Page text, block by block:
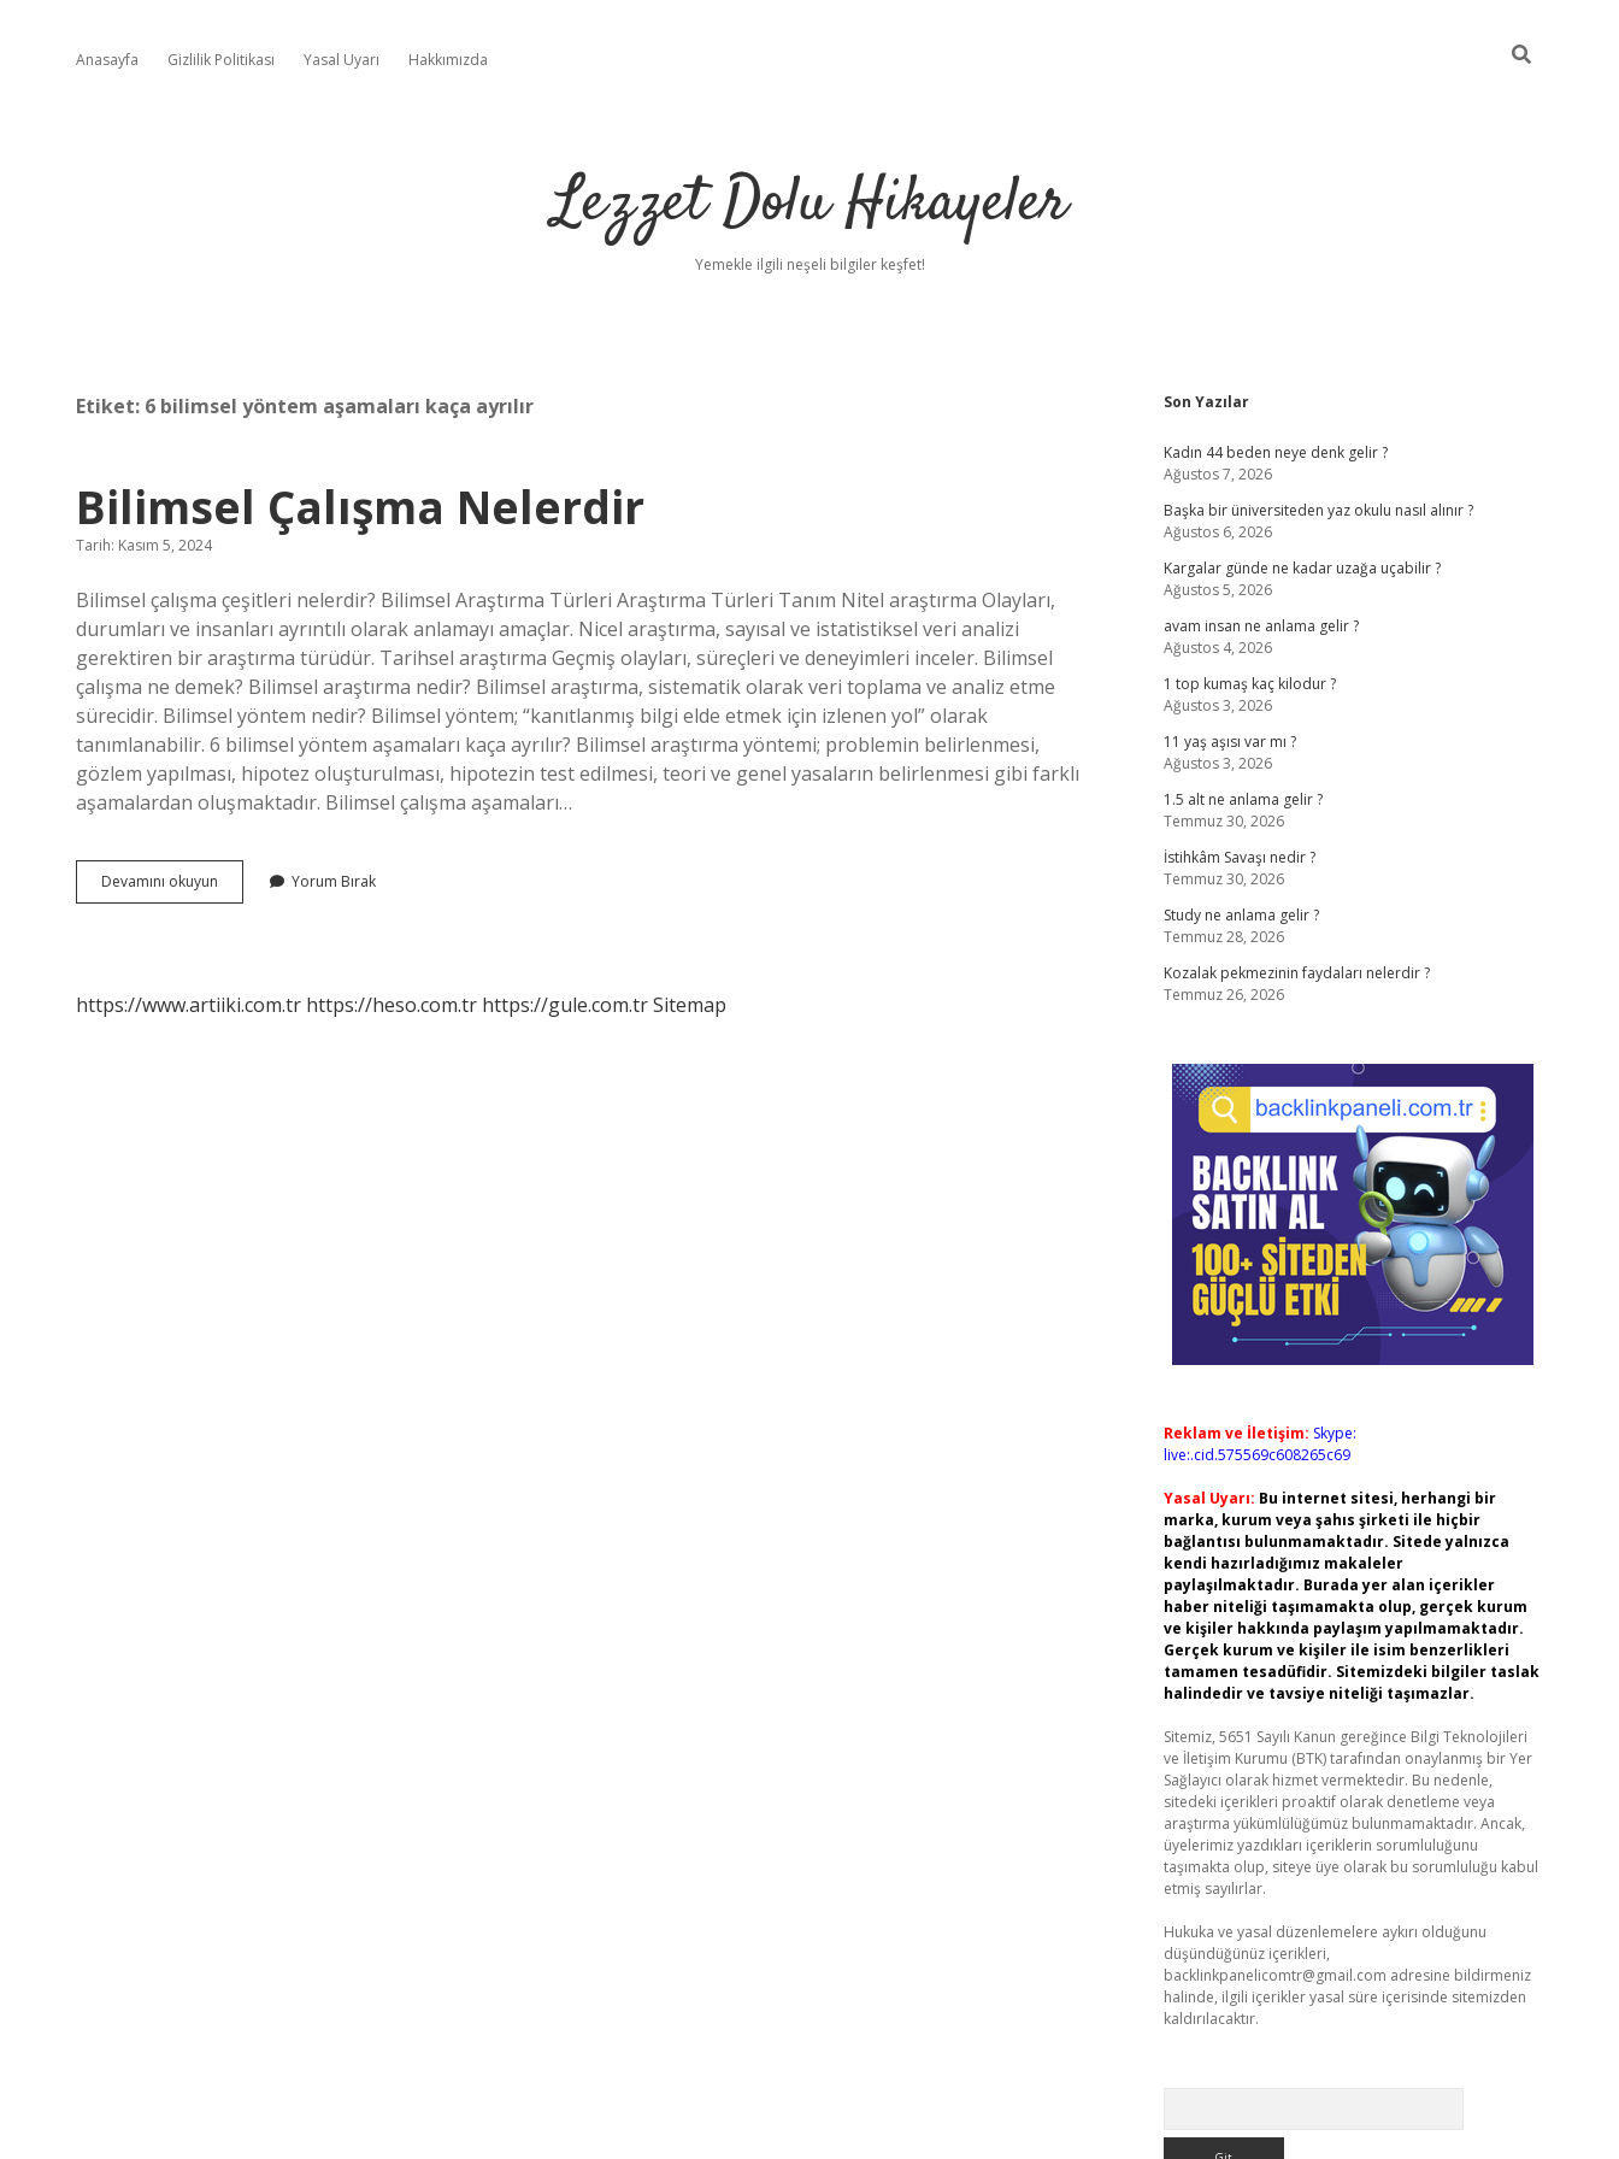
Anasayfa Gizlilik Politikası Yasal Uyarı Hakkımızda
Lezzet Dolu Hikayeler
Yemekle ilgili neşeli bilgiler keşfet!
Etiket: 6 bilimsel yöntem aşamaları kaça ayrılır
Bilimsel Çalışma Nelerdir
Tarih: Kasım 5, 2024
Bilimsel çalışma çeşitleri nelerdir? Bilimsel Araştırma Türleri Araştırma Türleri Tanım Nitel araştırma Olayları,
durumları ve insanları ayrıntılı olarak anlamayı amaçlar. Nicel araştırma, sayısal ve istatistiksel veri analizi
gerektiren bir araştırma türüdür. Tarihsel araştırma Geçmiş olayları, süreçleri ve deneyimleri inceler. Bilimsel
çalışma ne demek? Bilimsel araştırma nedir? Bilimsel araştırma, sistematik olarak veri toplama ve analiz etme
sürecidir. Bilimsel yöntem nedir? Bilimsel yöntem; “kanıtlanmış bilgi elde etmek için izlenen yol” olarak
tanımlanabilir. 6 bilimsel yöntem aşamaları kaça ayrılır? Bilimsel araştırma yöntemi; problemin belirlenmesi,
gözlem yapılması, hipotez oluşturulması, hipotezin test edilmesi, teori ve genel yasaların belirlenmesi gibi farklı
aşamalardan oluşmaktadır. Bilimsel çalışma aşamaları…
Devamını okuyun
Çalışma
Yorum Bırak
https://www.artiiki.com.tr https://heso.com.tr https://gule.com.trSitemap
Sidebar
Son Yazılar
Kadın 44 beden neye denk gelir ?
Ağustos 7, 2026
Başka bir üniversiteden yaz okulu nasıl alınır ?
Ağustos 6, 2026
Kargalar günde ne kadar uzağa uçabilir ?
Ağustos 5, 2026
avam insan ne anlama gelir ?
Ağustos 4, 2026
1 top kumaş kaç kilodur ?
Ağustos 3, 2026
11 yaş aşısı var mı ?
Ağustos 3, 2026
1.5 alt ne anlama gelir ?
Temmuz 30, 2026
İstihkâm Savaşı nedir ?
Temmuz 30, 2026
Study ne anlama gelir ?
Temmuz 28, 2026
Kozalak pekmezinin faydaları nelerdir ?
Temmuz 26, 2026
Reklam ve İletişim: Skype:
live:.cid.575569c608265c69
Yasal Uyarı: Bu internet sitesi, herhangi bir
marka, kurum veya şahıs şirketi ile hiçbir
bağlantısı bulunmamaktadır. Sitede yalnızca
kendi hazırladığımız makaleler
paylaşılmaktadır. Burada yer alan içerikler
haber niteliği taşımamakta olup, gerçek kurum
ve kişiler hakkında paylaşım yapılmamaktadır.
Gerçek kurum ve kişiler ile isim benzerlikleri
tamamen tesadüfidir. Sitemizdeki bilgiler taslak
halindedir ve tavsiye niteliği taşımazlar.
Sitemiz, 5651 Sayılı Kanun gereğince Bilgi Teknolojileri
ve İletişim Kurumu (BTK) tarafından onaylanmış bir Yer
Sağlayıcı olarak hizmet vermektedir. Bu nedenle,
sitedeki içerikleri proaktif olarak denetleme veya
araştırma yükümlülüğümüz bulunmamaktadır. Ancak,
üyelerimiz yazdıkları içeriklerin sorumluluğunu
taşımakta olup, siteye üye olarak bu sorumluluğu kabul
etmiş sayılırlar.
Hukuka ve yasal düzenlemelere aykırı olduğunu
düşündüğünüz içerikleri,
backlinkpanelicomtr@gmail.com adresine bildirmeniz
halinde, ilgili içerikler yasal süre içerisinde sitemizden
kaldırılacaktır.